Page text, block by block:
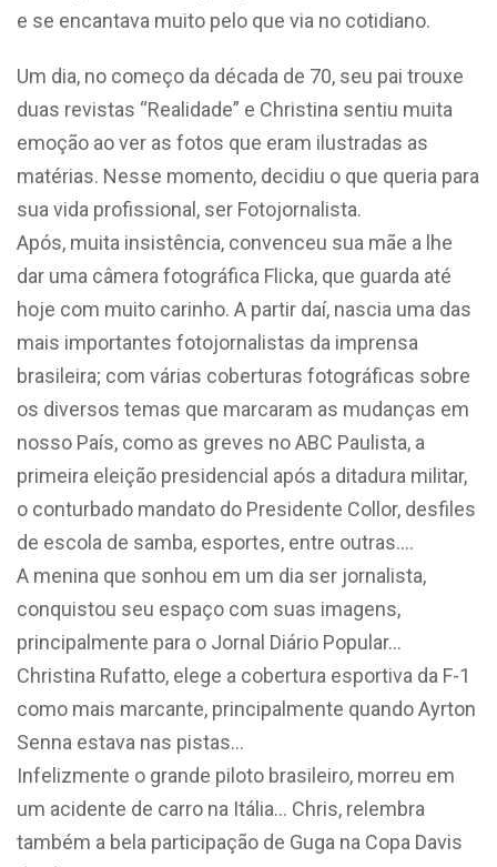
e se encantava muito pelo que via no cotidiano.
Um dia, no começo da década de 70, seu pai trouxe
duas revistas “Realidade” e Christina sentiu muita
emoção ao ver as fotos que eram ilustradas as
matérias. Nesse momento, decidiu o que queria para
sua vida profissional, ser Fotojornalista.
Após, muita insistência, convenceu sua mãe a lhe
dar uma câmera fotográfica Flicka, que guarda até
hoje com muito carinho. A partir daí, nascia uma das
mais importantes fotojornalistas da imprensa
brasileira; com várias coberturas fotográficas sobre
os diversos temas que marcaram as mudanças em
nosso País, como as greves no ABC Paulista, a
primeira eleição presidencial após a ditadura militar,
o conturbado mandato do Presidente Collor, desfiles
de escola de samba, esportes, entre outras….
A menina que sonhou em um dia ser jornalista,
conquistou seu espaço com suas imagens,
principalmente para o Jornal Diário Popular…
Christina Rufatto, elege a cobertura esportiva da F-1
como mais marcante, principalmente quando Ayrton
Senna estava nas pistas…
Infelizmente o grande piloto brasileiro, morreu em
um acidente de carro na Itália… Chris, relembra
também a bela participação de Guga na Copa Davis